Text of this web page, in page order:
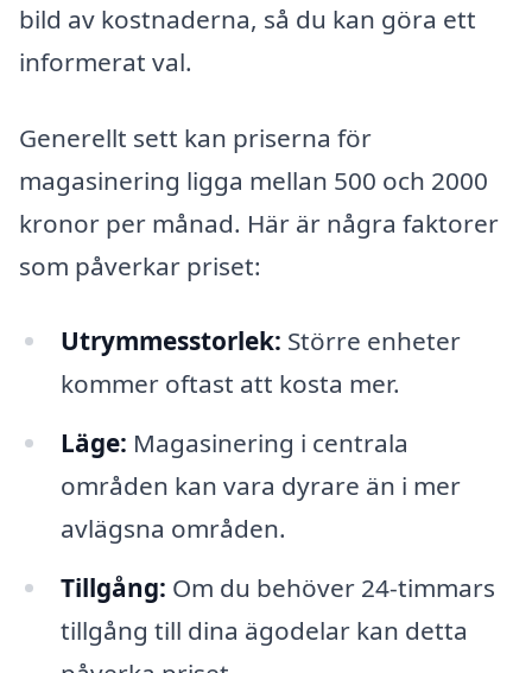
bild av kostnaderna, så du kan göra ett
informerat val.
Generellt sett kan priserna för
magasinering ligga mellan 500 och 2000
kronor per månad. Här är några faktorer
som påverkar priset:
Utrymmesstorlek: Större enheter
kommer oftast att kosta mer.
Läge: Magasinering i centrala
områden kan vara dyrare än i mer
avlägsna områden.
Tillgång: Om du behöver 24-timmars
tillgång till dina ägodelar kan detta